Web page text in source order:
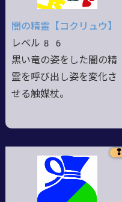
闇の精霊【コクリュウ】
レベル86
黒い竜の姿をした闇の精
霊を呼び出し姿を変化さ
せる触媒杖。
❢